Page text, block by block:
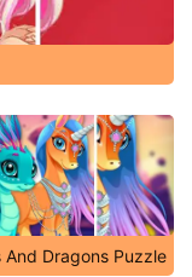
And Dragons Puzzle